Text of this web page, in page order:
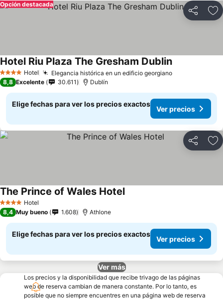
Compartir
Opción destacada
4 EstrellasHotel Elegancia histórica en un edificio georgianoVer precios
Hotel Riu Plaza The Gresham DublinVer precios
8,8 Excelente 30.611 Dublín
Elige fechas para ver los precios exactos
Ver precios
Compartir
4 EstrellasHotel
The Prince of Wales HotelVer precios
8,4 Muy bueno 1.608 Athlone
Elige fechas para ver los precios exactos
Ver precios
Ver más
Los precios y la disponibilidad que recibe trivago de las páginas
web de reserva cambian de manera constante. Por lo tanto, es
posible que no siempre encuentres en una página web de reserva